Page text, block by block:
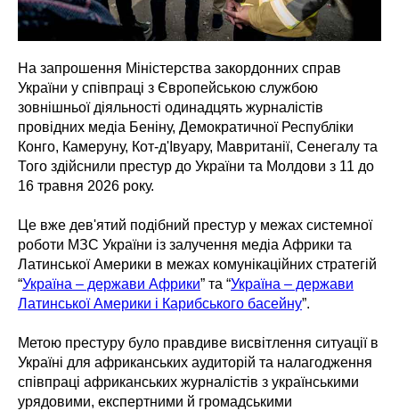
На запрошення Міністерства закордонних справ
України у співпраці з Європейською службою
зовнішньої діяльності одинадцять журналістів
провідних медіа Беніну, Демократичної Республіки
Конго, Камеруну, Кот-д'Івуару, Мавританії, Сенегалу та
Того здійснили престур до України та Молдови з 11 до
16 травня 2026 року.
Це вже дев'ятий подібний престур у межах системної
роботи МЗС України із залучення медіа Африки та
Латинської Америки в межах комунікаційних стратегій
“Україна – держави Африки” та “Україна – держави
Латинської Америки і Карибського басейну”.
Метою престуру було правдиве висвітлення ситуації в
Україні для африканських аудиторій та налагодження
співпраці африканських журналістів з українськими
урядовими, експертними й громадськими